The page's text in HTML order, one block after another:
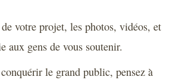
votre projet, les photos, vidéos, et
aux gens de vous soutenir.
le grand public, pensez à